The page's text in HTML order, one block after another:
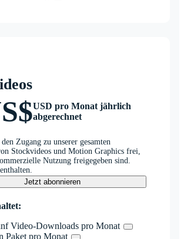
USD pro Monat jährlich
abgerechnet
Zugang zu unserer gesamten
Stockvideos und Motion Graphics frei,
Nutzung freigegeben sind.
Jetzt abonnieren
Video-Downloads pro Monat
Paket pro Monat